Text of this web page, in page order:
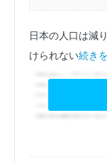
日本の人口は減
けられない続き